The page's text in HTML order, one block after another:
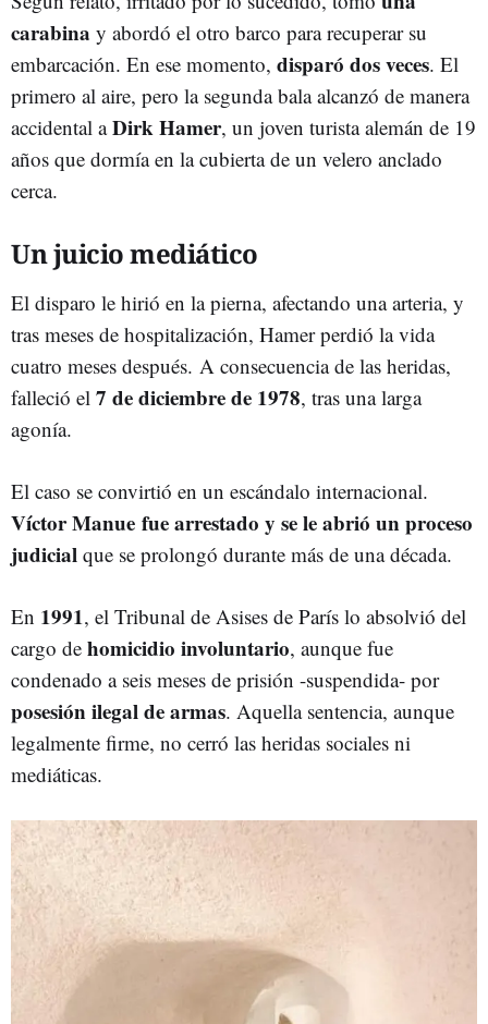
carabina y abordó el otro barco para recuperar su
embarcación. En ese momento, disparó dos veces. El
primero al aire, pero la segunda bala alcanzó de manera
accidental aDirk Hamer, un joven turista alemán de 19
años que dormía en la cubierta de un velero anclado
cerca.
Un juicio mediático
El disparo le hirió en la pierna, afectando una arteria, y
tras meses de hospitalización, Hamer perdió la vida
cuatro meses después. A consecuencia de las heridas,
falleció el 7 de diciembre de 1978, tras una larga
agonía.
El caso se convirtió en un escándalo internacional.
Víctor Manue fue arrestado y se le abrió un proceso
judicial que se prolongó durante más de una década.
En 1991, el Tribunal de Asises de París lo absolvió del
cargo de homicidio involuntario, aunque fue
condenado a seis meses de prisión -suspendida- por
posesión ilegal de armas. Aquella sentencia, aunque
legalmente firme, no cerró las heridas sociales ni
mediáticas.